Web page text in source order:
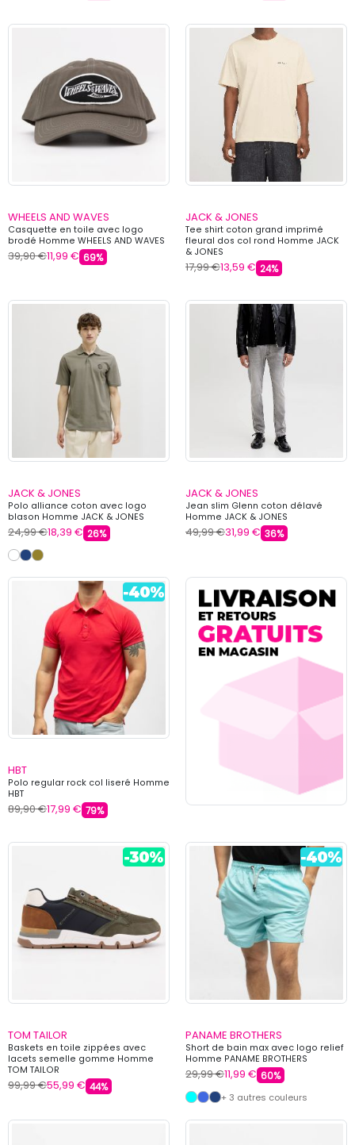
WHEELS AND WAVES
Casquette en toile avec logo
brodé Homme WHEELS AND WAVES
39,90 €11,99 € 69%
JACK & JONES
Tee shirt coton grand imprimé
fleural dos col rond Homme JACK
& JONES
17,99 €13,59 € 24%
JACK & JONES
Polo alliance coton avec logo
blason Homme JACK & JONES
24,99 €18,39 € 26%
JACK & JONES
Jean slim Glenn coton délavé
Homme JACK & JONES
49,99 €31,99 € 36%
HBT
Polo regular rock col liseré Homme
HBT
89,90 €17,99 € 79%
TOM TAILOR
Baskets en toile zippées avec
lacets semelle gomme Homme
TOM TAILOR
99,99 €55,99 € 44%
PANAME BROTHERS
Short de bain max avec logo relief
Homme PANAME BROTHERS
29,99 €11,99 € 60%
+ 3 autres couleurs